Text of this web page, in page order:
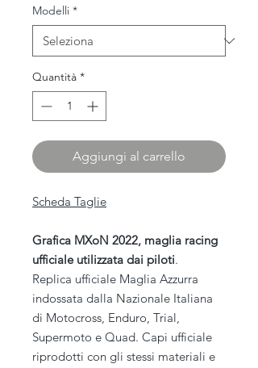
Modelli *
Quantità *
Aggiungi al carrello
Scheda Taglie
Grafica MXoN 2022, maglia racing
ufficiale utilizzata dai piloti.
Replica ufficiale Maglia Azzurra
indossata dalla Nazionale Italiana
di Motocross, Enduro, Trial,
Supermoto e Quad. Capi ufficiale
riprodotti con gli stessi materiali e